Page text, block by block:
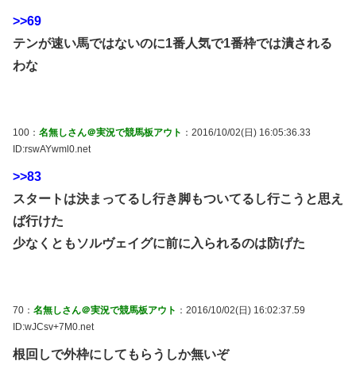
>>69
テンが速い馬ではないのに1番人気で1番枠では潰される
わな
100： 名無しさん＠実況で競馬板アウト ：2016/10/02(日) 16:05:36.33
ID:rswAYwml0.net
>>83
スタートは決まってるし行き脚もついてるし行こうと思え
ば行けた
少なくともソルヴェイグに前に入られるのは防げた
70： 名無しさん＠実況で競馬板アウト ：2016/10/02(日) 16:02:37.59
ID:wJCsv+7M0.net
根回しで外枠にしてもらうしか無いぞ